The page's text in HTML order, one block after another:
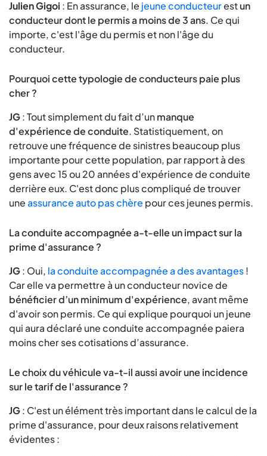
Julien Gigoi : En assurance, le jeune conducteurestun
conducteur dont le permis a moins de 3 ans. Ce qui
importe, c'est l'âge du permis et non l'âge du
conducteur.
Pourquoi cette typologie de conducteurs paie plus
cher ?
JG: Tout simplement du fait d’unmanque
d'expérience de conduite. Statistiquement, on
retrouve une fréquence de sinistres beaucoup plus
importante pour cette population, par rapport à des
gens avec 15 ou 20 années d'expérience de conduite
derrière eux. C'est donc plus compliqué de trouver
uneassurance auto pas chère pour ces jeunes permis.
La conduite accompagnée a-t-elle un impact sur la
prime d'assurance ?
JG: Oui, la conduite accompagnée a des avantages!
Car elle va permettre à un conducteur novice de
bénéficier d’un minimum d'expérience, avant même
d'avoir son permis. Ce qui explique pourquoi un jeune
qui aura déclaré une conduite accompagnée paiera
moins cher ses cotisations d’assurance.
Le choix du véhicule va-t-il aussi avoir une incidence
sur le tarif de l'assurance ?
JG: C'est un élément très important dans le calcul de la
prime d'assurance, pour deux raisons relativement
évidentes :